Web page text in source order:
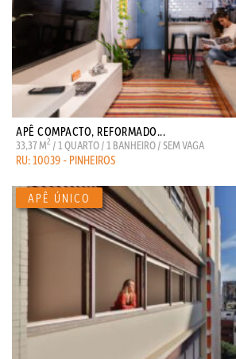
APÊ COMPACTO, REFORMADO...
33,37 M2 / 1 QUARTO / 1 BANHEIRO / SEM VAGA
RU: 10039 - PINHEIROS